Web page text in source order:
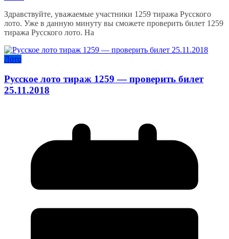
Здравствуйте, уважаемые участники 1259 тиража Русского
лото. Уже в данную минуту вы сможете проверить билет 1259
тиража Русского лото. На
Лото
Русское лото тираж 1259 — проверить билет
25.11.2018